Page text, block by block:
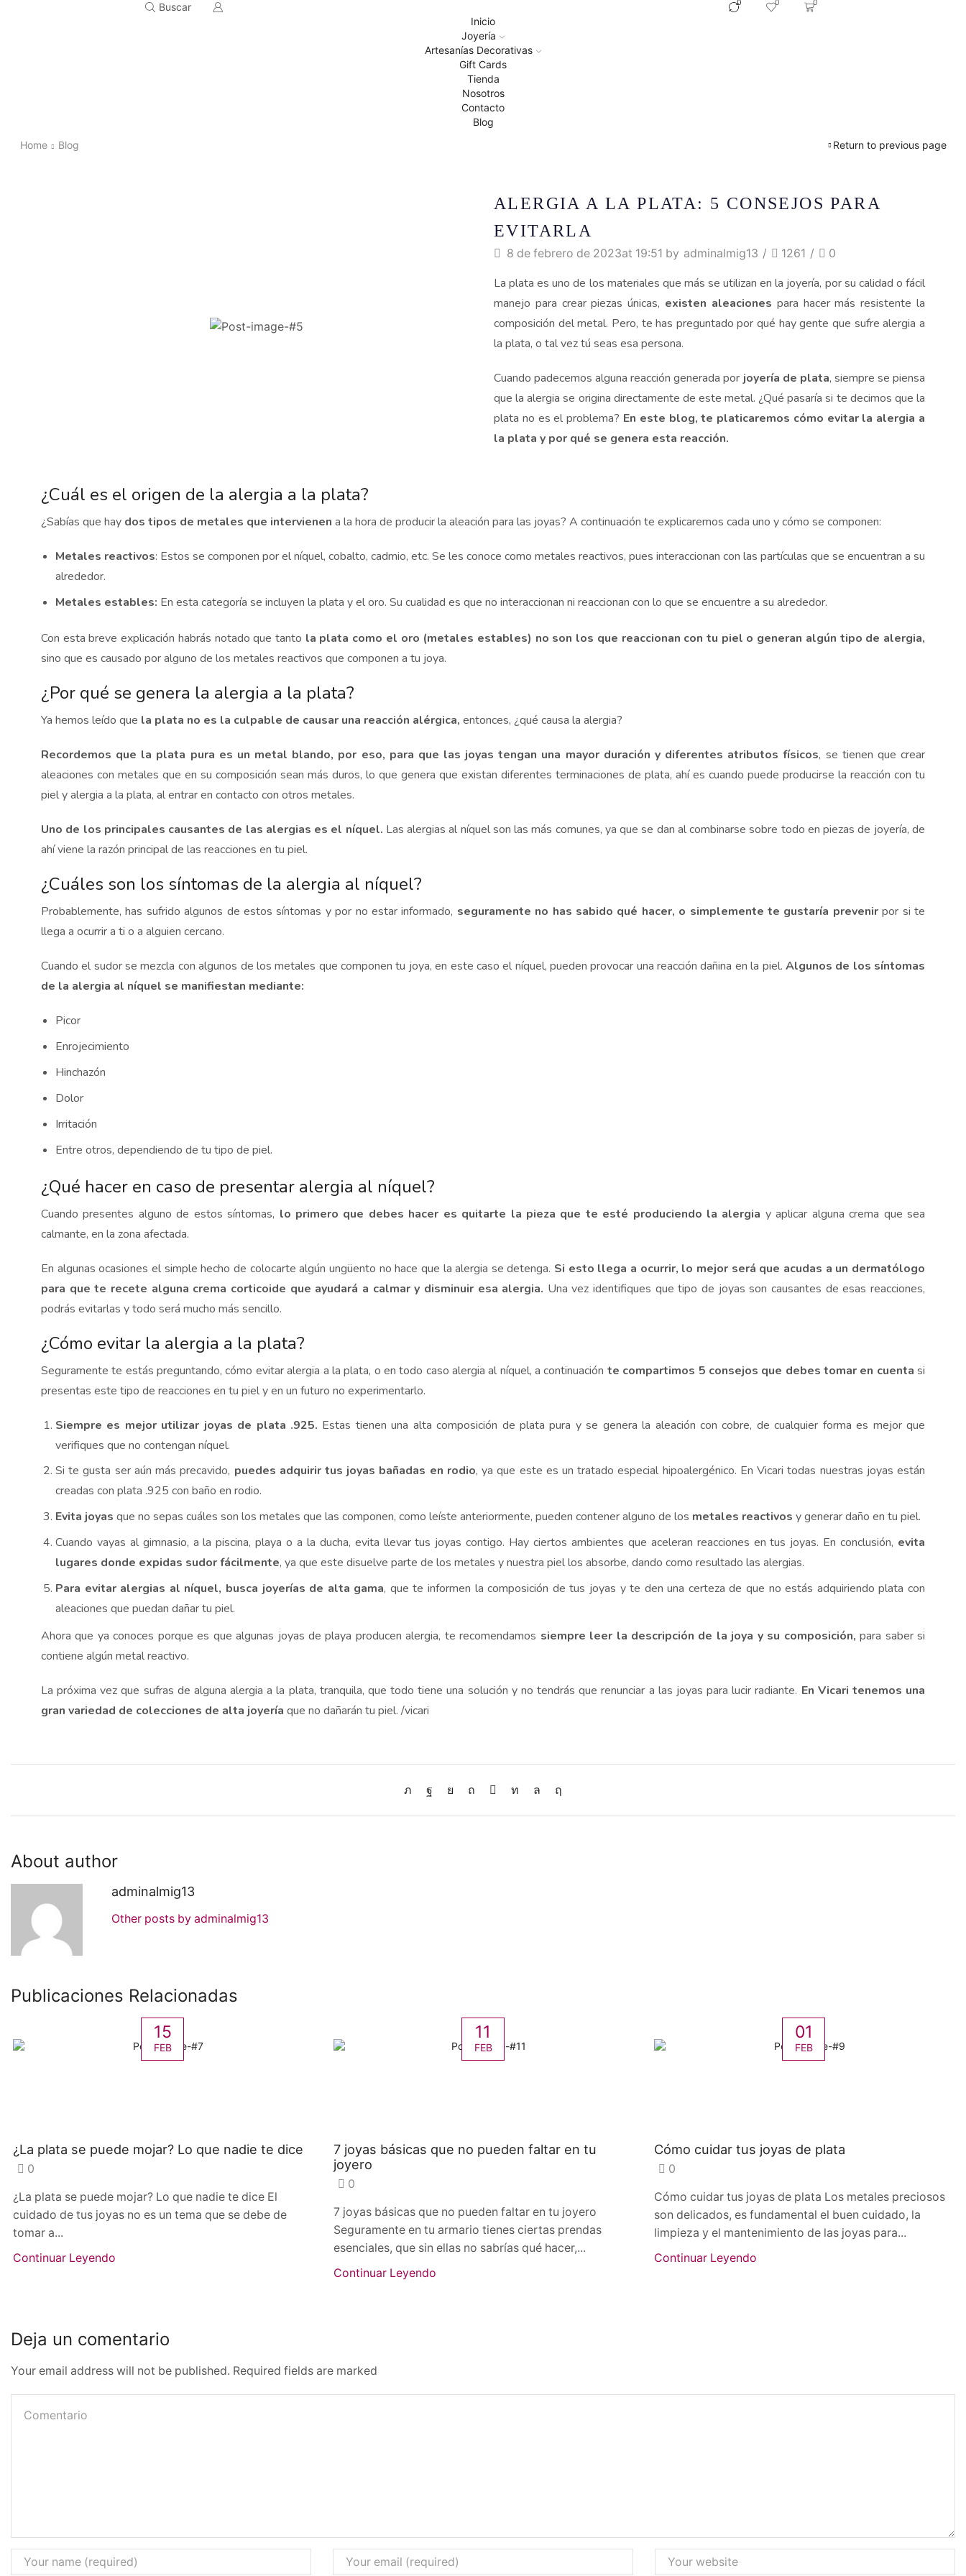
Buscar 0 0 0
Inicio
Joyería
Artesanías Decorativas
Gift Cards
Tienda
Nosotros
Contacto
Blog
Return to previous page
Home Blog
ALERGIA A LA PLATA: 5 CONSEJOS PARA
EVITARLA
8 de febrero de 2023at 19:51 by adminalmig13 / 1261 / 0
La plata es uno de los materiales que más se utilizan en la joyería, por su calidad o fácil
manejo para crear piezas únicas, existen aleaciones para hacer más resistente la
composición del metal. Pero, te has preguntado por qué hay gente que sufre alergia a
la plata, o tal vez tú seas esa persona.
Cuando padecemos alguna reacción generada por joyería de plata, siempre se piensa
que la alergia se origina directamente de este metal. ¿Qué pasaría si te decimos que la
plata no es el problema? En este blog, te platicaremos cómo evitar la alergia a
la plata y por qué se genera esta reacción.
¿Cuál es el origen de la alergia a la plata?
¿Sabías que hay dos tipos de metales que intervienen a la hora de producir la aleación para las joyas? A continuación te explicaremos cada uno y cómo se componen:
Metales reactivos: Estos se componen por el níquel, cobalto, cadmio, etc. Se les conoce como metales reactivos, pues interaccionan con las partículas que se encuentran a su
alrededor.
Metales estables: En esta categoría se incluyen la plata y el oro. Su cualidad es que no interaccionan ni reaccionan con lo que se encuentre a su alrededor.
Con esta breve explicación habrás notado que tanto la plata como el oro (metales estables) no son los que reaccionan con tu piel o generan algún tipo de alergia,
sino que es causado por alguno de los metales reactivos que componen a tu joya.
¿Por qué se genera la alergia a la plata?
Ya hemos leído que la plata no es la culpable de causar una reacción alérgica, entonces, ¿qué causa la alergia?
Recordemos que la plata pura es un metal blando, por eso, para que las joyas tengan una mayor duración y diferentes atributos físicos, se tienen que crear
aleaciones con metales que en su composición sean más duros, lo que genera que existan diferentes terminaciones de plata, ahí es cuando puede producirse la reacción con tu
piel y alergia a la plata, al entrar en contacto con otros metales.
Uno de los principales causantes de las alergias es el níquel. Las alergias al níquel son las más comunes, ya que se dan al combinarse sobre todo en piezas de joyería, de
ahí viene la razón principal de las reacciones en tu piel.
¿Cuáles son los síntomas de la alergia al níquel?
Probablemente, has sufrido algunos de estos síntomas y por no estar informado, seguramente no has sabido qué hacer, o simplemente te gustaría prevenirpor si te
llega a ocurrir a ti o a alguien cercano.
Cuando el sudor se mezcla con algunos de los metales que componen tu joya, en este caso el níquel, pueden provocar una reacción dañina en la piel. Algunos de los síntomas
de la alergia al níquel se manifiestan mediante:
Picor
Enrojecimiento
Hinchazón
Dolor
Irritación
Entre otros, dependiendo de tu tipo de piel.
¿Qué hacer en caso de presentar alergia al níquel?
Cuando presentes alguno de estos síntomas, lo primero que debes hacer es quitarte la pieza que te esté produciendo la alergia y aplicar alguna crema que sea
calmante, en la zona afectada.
En algunas ocasiones el simple hecho de colocarte algún ungüento no hace que la alergia se detenga. Si esto llega a ocurrir, lo mejor será que acudas a un dermatólogo
para que te recete alguna crema corticoide que ayudará a calmar y disminuir esa alergia. Una vez identifiques que tipo de joyas son causantes de esas reacciones,
podrás evitarlas y todo será mucho más sencillo.
¿Cómo evitar la alergia a la plata?
Seguramente te estás preguntando, cómo evitar alergia a la plata, o en todo caso alergia al níquel, a continuación te compartimos 5 consejos que debes tomar en cuenta si
presentas este tipo de reacciones en tu piel y en un futuro no experimentarlo.
Siempre es mejor utilizar joyas de plata .925. Estas tienen una alta composición de plata pura y se genera la aleación con cobre, de cualquier forma es mejor que
verifiques que no contengan níquel.
Si te gusta ser aún más precavido, puedes adquirir tus joyas bañadas en rodio, ya que este es un tratado especial hipoalergénico. En Vicari todas nuestras joyas están
creadas con plata .925 con baño en rodio.
Evita joyas que no sepas cuáles son los metales que las componen, como leíste anteriormente, pueden contener alguno de los metales reactivos y generar daño en tu piel.
Cuando vayas al gimnasio, a la piscina, playa o a la ducha, evita llevar tus joyas contigo. Hay ciertos ambientes que aceleran reacciones en tus joyas. En conclusión, evita
lugares donde expidas sudor fácilmente, ya que este disuelve parte de los metales y nuestra piel los absorbe, dando como resultado las alergias.
Para evitar alergias al níquel, busca joyerías de alta gama, que te informen la composición de tus joyas y te den una certeza de que no estás adquiriendo plata con
aleaciones que puedan dañar tu piel.
Ahora que ya conoces porque es que algunas joyas de playa producen alergia, te recomendamos siempre leer la descripción de la joya y su composición, para saber si
contiene algún metal reactivo.
La próxima vez que sufras de alguna alergia a la plata, tranquila, que todo tiene una solución y no tendrás que renunciar a las joyas para lucir radiante. En Vicari tenemos una
gran variedad de colecciones de alta joyería que no dañarán tu piel. /vicari
About author
adminalmig13
Other posts by adminalmig13
Publicaciones Relacionadas
15
FEB
¿La plata se puede mojar? Lo que nadie te dice
0
¿La plata se puede mojar? Lo que nadie te dice El
cuidado de tus joyas no es un tema que se debe de
tomar a...
Continuar Leyendo
11
FEB
7 joyas básicas que no pueden faltar en tu
joyero
0
7 joyas básicas que no pueden faltar en tu joyero
Seguramente en tu armario tienes ciertas prendas
esenciales, que sin ellas no sabrías qué hacer,...
Continuar Leyendo
01
FEB
Cómo cuidar tus joyas de plata
0
Cómo cuidar tus joyas de plata Los metales preciosos
son delicados, es fundamental el buen cuidado, la
limpieza y el mantenimiento de las joyas para...
Continuar Leyendo
Deja un comentario
Your email address will not be published. Required fields are marked